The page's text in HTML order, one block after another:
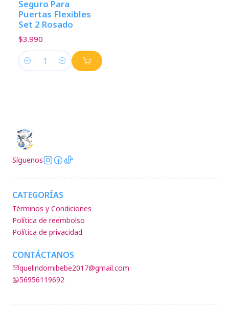
Seguro Para
Puertas Flexibles
Set 2 Rosado
$3.990
Cantidad
Síguenos
CATEGORÍAS
Términos y Condiciones
Política de reembolso
Política de privacidad
CONTÁCTANOS
quelindomibebe2017@gmail.com
56956119692